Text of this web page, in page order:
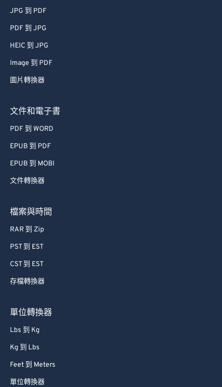
JPG 到 PDF
PDF 到 JPG
HEIC 到 JPG
Image 到 PDF
圖片轉換器
文件和電子書
PDF 到 WORD
EPUB 到 PDF
EPUB 到 MOBI
文件轉換器
檔案與時間
RAR 到 Zip
PST 到 EST
CST 到 EST
存檔轉換器
單位轉換器
Lbs 到 Kg
Kg 到 Lbs
Feet 到 Meters
單位轉換器